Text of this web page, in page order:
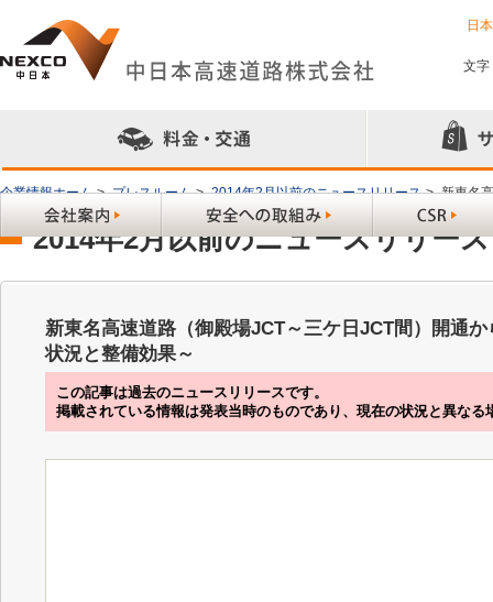
日
文字
企業情報ホーム > プレスルーム > 2014年2月以前のニュースリリース > 新東名
2014年2月以前のニュースリリース
新東名高速道路（御殿場JCT～三ケ日JCT間）開通
状況と整備効果～
この記事は過去のニュースリリースです。
掲載されている情報は発表当時のものであり、現在の状況と異なる